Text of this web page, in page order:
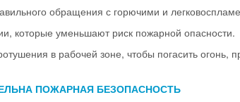
обращения с горючими и
которые уменьшают риск пожарной опасности.
в рабочей зоне, чтобы погасить огонь,
ПОЖАРНАЯ БЕЗОПАСНОСТЬ